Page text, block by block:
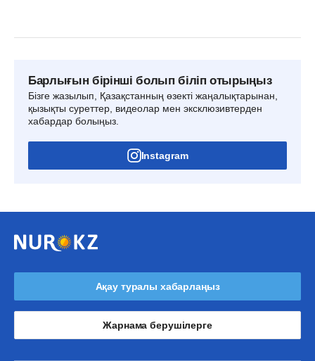
Барлығын бірінші болып біліп отырыңыз
Бізге жазылып, Қазақстанның өзекті жаңалықтарынан,
қызықты суреттер, видеолар мен эксклюзивтерден
хабардар болыңыз.
Instagram
Ақау туралы хабарлаңыз
Жарнама берушілерге